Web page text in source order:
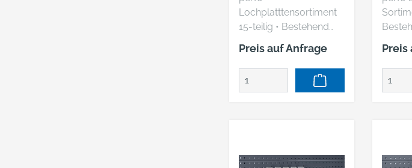
BOTT
Lochplatttensortiment
15-teilig • Bestehend
aus: je 5 Haken T
75/100/150 mm
Hersteller: Bott GmbH
& Co. KG, Bahnstr. 17,
Preis auf Anfrage
1
16
1
Preis